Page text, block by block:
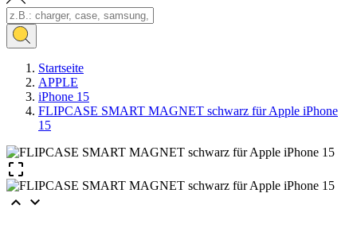
Startseite
APPLE
iPhone 15
FLIPCASE SMART MAGNET schwarz für Apple iPhone
15

 